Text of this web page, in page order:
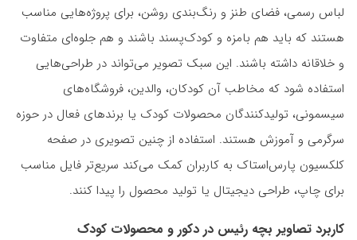
لباس رسمی، فضای طنز و رنگ‌بندی روشن، برای پروژه‌هایی مناسب
هستند که باید هم بامزه و کودک‌پسند باشند و هم جلوه‌ای متفاوت
و خلاقانه داشته باشند. این سبک تصویر می‌تواند در طراحی‌هایی
استفاده شود که مخاطب آن کودکان، والدین، فروشگاه‌های
سیسمونی، تولیدکنندگان محصولات کودک یا برندهای فعال در حوزه
سرگرمی و آموزش هستند. استفاده از چنین تصویری در صفحه
کلکسیون پارس‌استاک به کاربران کمک می‌کند سریع‌تر فایل مناسب
برای چاپ، طراحی دیجیتال یا تولید محصول را پیدا کنند.
کاربرد تصاویر بچه رئیس در دکور و محصولات کودک